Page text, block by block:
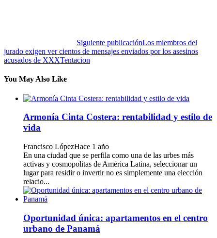
Siguiente publicaciónLos miembros del
jurado exigen ver cientos de mensajes enviados por los asesinos
acusados ​​​​de XXXTentacion
You May Also Like
Armonía Cinta Costera: rentabilidad y estilo de
vida
Francisco LópezHace 1 año
En una ciudad que se perfila como una de las urbes más
activas y cosmopolitas de América Latina, seleccionar un
lugar para residir o invertir no es simplemente una elección
relacio...
Oportunidad única: apartamentos en el centro
urbano de Panamá